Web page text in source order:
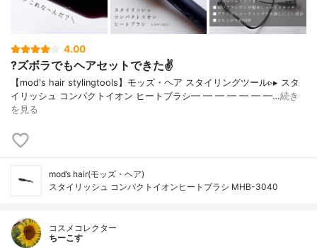
4.00
?ズボラでもヘアセットできた✌️
【mod's hair stylingtools】モッズ・ヘア スタイリングツール▹▸ スタ
イリッシュ コンパクトイオン ヒートブラシ━ ━ ━ ━ ━ ━ ━…続き
を見る
mod’s hair(モッズ・ヘア)
スタイリッシュ コンパクトイオンヒートブラシ MHB-3040
コスメコレクター
ちーこす